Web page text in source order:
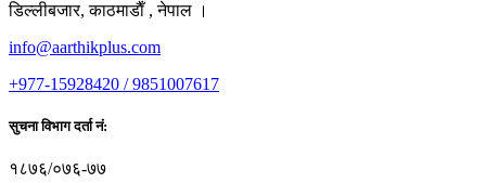
डिल्लीबजार, काठमाडाैँ , नेपाल ।
info@aarthikplus.com
+977-15928420 / 9851007617
सुचना विभाग दर्ता नं:
१८७६/०७६-७७